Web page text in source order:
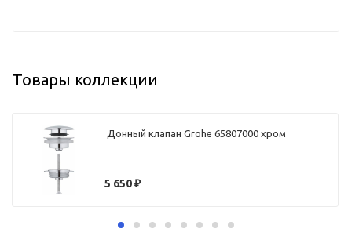
Товары коллекции
Донный клапан Grohe 65807000 хром
5 650₽